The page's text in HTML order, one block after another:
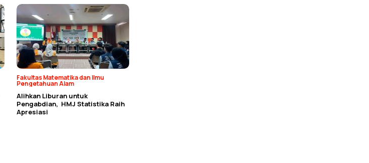
Fakultas Matematika dan Ilmu
Pengetahuan Alam
Alihkan Liburan untuk
Pengabdian, HMJ Statistika Raih
Apresiasi